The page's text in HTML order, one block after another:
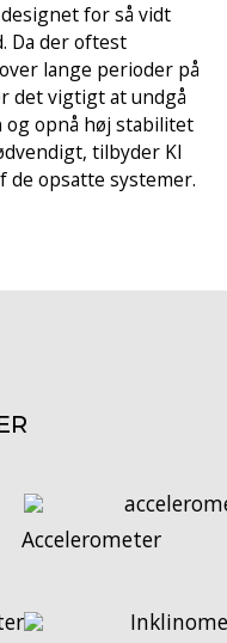
for så vidt
Da der oftest
lange perioder på
vigtigt at undgå
og opnå høj stabilitet
tilbyder KI
de opsatte systemer.
Accelerometer